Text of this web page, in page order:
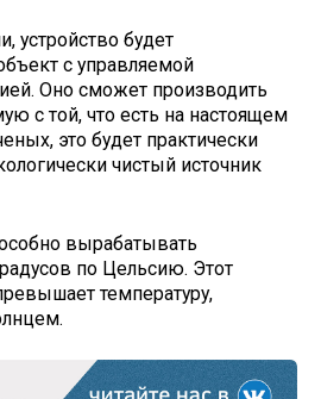
устройство будет
с управляемой
Оно сможет производить
с той, что есть на настоящем
это будет практически
чистый источник
вырабатывать
по Цельсию. Этот
температуру,